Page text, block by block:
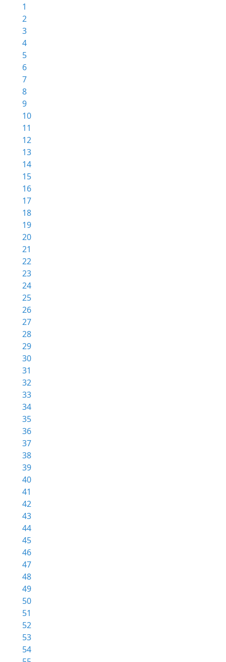
1
2
3
4
5
6
7
8
9
10
11
12
13
14
15
16
17
18
19
20
21
22
23
24
25
26
27
28
29
30
31
32
33
34
35
36
37
38
39
40
41
42
43
44
45
46
47
48
49
50
51
52
53
54